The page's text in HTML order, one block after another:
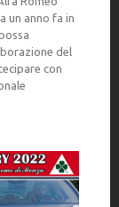
un anno fa in
del
con